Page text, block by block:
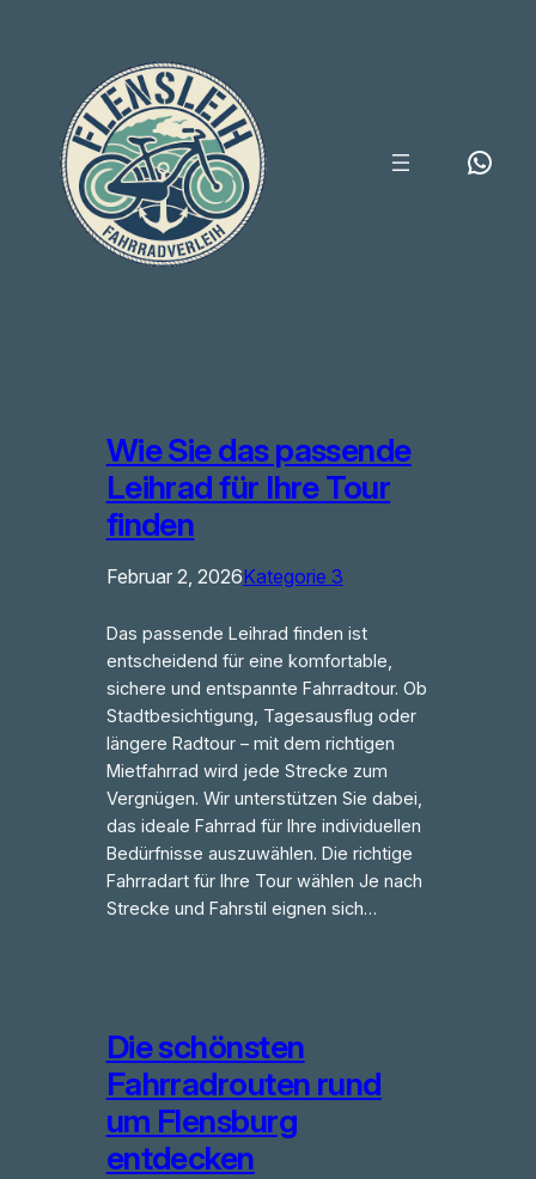
Wie Sie das passende
Leihrad für Ihre Tour
finden
Februar 2, 2026Kategorie 3
Das passende Leihrad finden ist
entscheidend für eine komfortable,
sichere und entspannte Fahrradtour. Ob
Stadtbesichtigung, Tagesausflug oder
längere Radtour – mit dem richtigen
Mietfahrrad wird jede Strecke zum
Vergnügen. Wir unterstützen Sie dabei,
das ideale Fahrrad für Ihre individuellen
Bedürfnisse auszuwählen. Die richtige
Fahrradart für Ihre Tour wählen Je nach
Strecke und Fahrstil eignen sich…
Die schönsten
Fahrradrouten rund
um Flensburg
entdecken